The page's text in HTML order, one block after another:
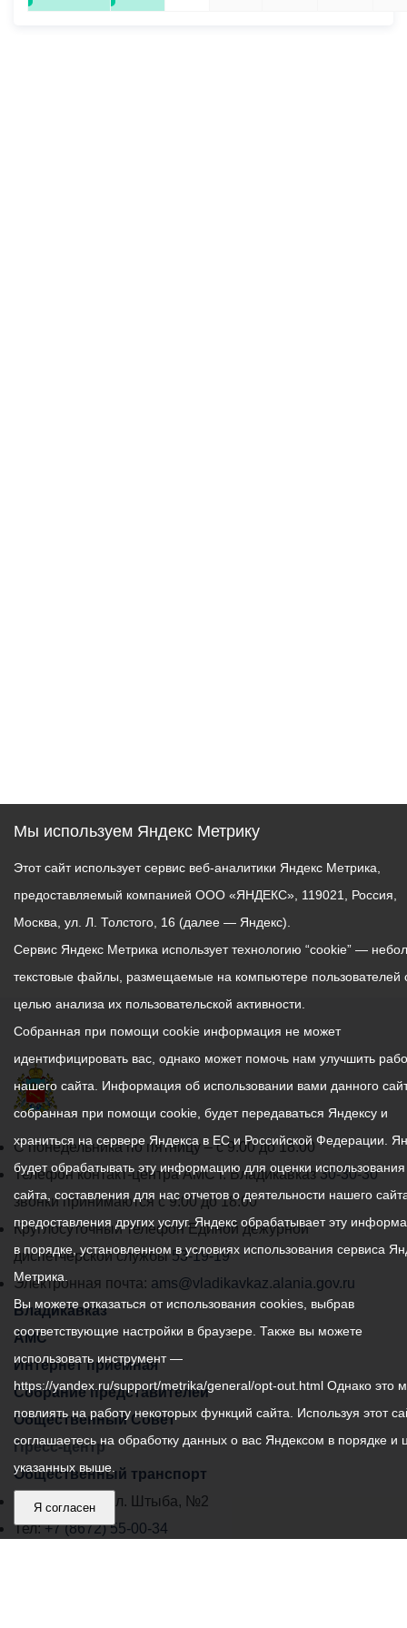
График
работы
администрации
местного
самоуправления
города
Владикавказ:
С понедельника по пятницу – с 9.00 до 18.00
Телефон контакт-центра АМС г. Владикавказ30-30-30
звонки принимаются с 9:00 до 18:00
Круглосуточный телефон Единой дежурной
диспетчерской службы53-19-19
Электронная почта: ams@vladikavkaz.alania.gov.ru
Владикавказ
АМС
Интернет приемная
Собрание представителей
Общественный Совет
Пресс-центр
Общественный транспорт
Владикавказ, пл. Штыба, №2
Тел:+7 (8672) 55-00-34
Мы используем Яндекс Метрику
Этот сайт использует сервис веб-аналитики Яндекс Метрика,
предоставляемый компанией ООО «ЯНДЕКС», 119021, Россия,
Москва, ул. Л. Толстого, 16 (далее — Яндекс).
Сервис Яндекс Метрика использует технологию “cookie” —
текстовые файлы, размещаемые на компьютере пользователей
целью анализа их пользовательской активности.
Собранная при помощи cookie информация не может
идентифицировать вас, однако может помочь нам улучшить
нашего сайта. Информация об использовании вами данного
собранная при помощи cookie, будет передаваться Яндексу и
храниться на сервере Яндекса в ЕС и Российской Федерации.
будет обрабатывать эту информацию для оценки
сайта, составления для нас отчетов о деятельности нашего
предоставления других услуг. Яндекс обрабатывает эту
в порядке, установленном в условиях использования сервиса
Метрика.
Вы можете отказаться от использования cookies, выбрав
соответствующие настройки в браузере. Также вы можете
использовать инструмент —
https://yandex.ru/support/metrika/general/opt-out.html Однако это
повлиять на работу некоторых функций сайта. Используя этот
соглашаетесь на обработку данных о вас Яндексом в порядке и
указанных выше.
Я согласен